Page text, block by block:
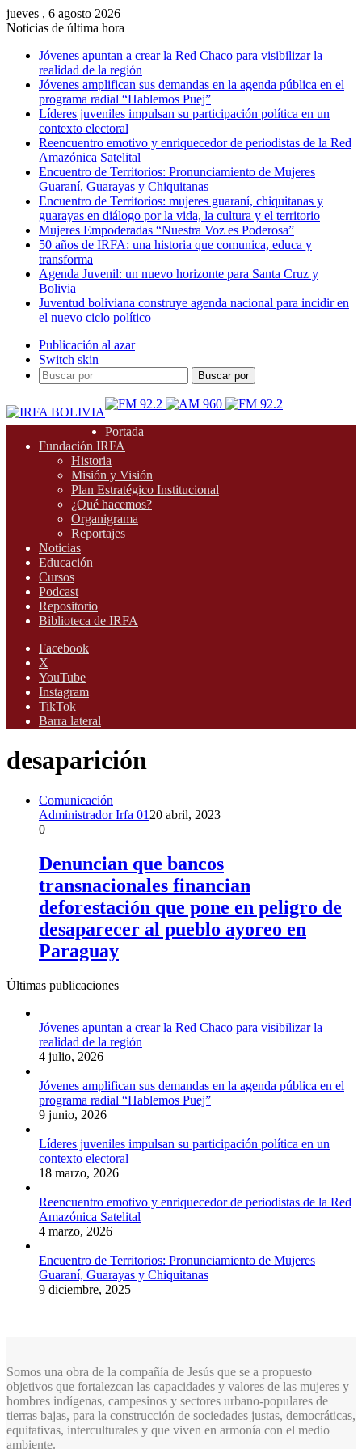
jueves , 6 agosto 2026
Noticias de última hora
Jóvenes apuntan a crear la Red Chaco para visibilizar la
realidad de la región
Jóvenes amplifican sus demandas en la agenda pública en el
programa radial “Hablemos Puej”
Líderes juveniles impulsan su participación política en un
contexto electoral
Reencuentro emotivo y enriquecedor de periodistas de la Red
Amazónica Satelital
Encuentro de Territorios: Pronunciamiento de Mujeres
Guaraní, Guarayas y Chiquitanas
Encuentro de Territorios: mujeres guaraní, chiquitanas y
guarayas en diálogo por la vida, la cultura y el territorio
Mujeres Empoderadas “Nuestra Voz es Poderosa”
50 años de IRFA: una historia que comunica, educa y
transforma
Agenda Juvenil: un nuevo horizonte para Santa Cruz y
Bolivia
Juventud boliviana construye agenda nacional para incidir en
el nuevo ciclo político
Publicación al azar
Switch skin
Buscar por
Portada
Fundación IRFA
Historia
Misión y Visión
Plan Estratégico Institucional
¿Qué hacemos?
Organigrama
Reportajes
Noticias
Educación
Cursos
Podcast
Repositorio
Biblioteca de IRFA
Facebook
X
YouTube
Instagram
TikTok
Barra lateral
desaparición
Comunicación
Administrador Irfa 01 20 abril, 2023
0
Denuncian que bancos
transnacionales financian
deforestación que pone en peligro de
desaparecer al pueblo ayoreo en
Paraguay
Últimas publicaciones
Jóvenes apuntan a crear la Red Chaco para visibilizar la
realidad de la región
4 julio, 2026
Jóvenes amplifican sus demandas en la agenda pública en el
programa radial “Hablemos Puej”
9 junio, 2026
Líderes juveniles impulsan su participación política en un
contexto electoral
18 marzo, 2026
Reencuentro emotivo y enriquecedor de periodistas de la Red
Amazónica Satelital
4 marzo, 2026
Encuentro de Territorios: Pronunciamiento de Mujeres
Guaraní, Guarayas y Chiquitanas
9 diciembre, 2025
Somos una obra de la compañía de Jesús que se a propuesto
objetivos que fortalezcan las capacidades y valores de las mujeres y
hombres indígenas, campesinos y sectores urbano-populares de
tierras bajas, para la construcción de sociedades justas, democráticas,
equitativas, interculturales y que viven en armonía con el medio
ambiente.